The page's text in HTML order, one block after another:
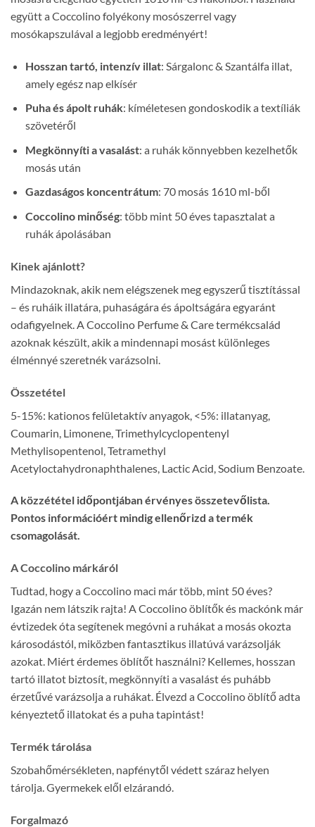
együtt a Coccolino folyékony mosószerrel vagy
mosókapszulával a legjobb eredményért!
Hosszan tartó, intenzív illat: Sárgalonc & Szantálfa illat,
amely egész nap elkísér
Puha és ápolt ruhák: kíméletesen gondoskodik a textíliák
szövetéről
Megkönnyíti a vasalást: a ruhák könnyebben kezelhetők
mosás után
Gazdaságos koncentrátum: 70 mosás 1610 ml-ből
Coccolino minőség: több mint 50 éves tapasztalat a
ruhák ápolásában
Kinek ajánlott?
Mindazoknak, akik nem elégszenek meg egyszerű tisztítással
– és ruháik illatára, puhaságára és ápoltságára egyaránt
odafigyelnek. A Coccolino Perfume & Care termékcsalád
azoknak készült, akik a mindennapi mosást különleges
élménnyé szeretnék varázsolni.
Összetétel
5-15%: kationos felületaktív anyagok, <5%: illatanyag,
Coumarin, Limonene, Trimethylcyclopentenyl
Methylisopentenol, Tetramethyl
Acetyloctahydronaphthalenes, Lactic Acid, Sodium Benzoate.
A közzététel időpontjában érvényes összetevőlista.
Pontos információért mindig ellenőrizd a termék
csomagolását.
A Coccolino márkáról
Tudtad, hogy a Coccolino maci már több, mint 50 éves?
Igazán nem látszik rajta! A Coccolino öblítők és mackónk már
évtizedek óta segítenek megóvni a ruhákat a mosás okozta
károsodástól, miközben fantasztikus illatúvá varázsolják
azokat. Miért érdemes öblítőt használni? Kellemes, hosszan
tartó illatot biztosít, megkönnyíti a vasalást és puhább
érzetűvé varázsolja a ruhákat. Élvezd a Coccolino öblítő adta
kényeztető illatokat és a puha tapintást!
Termék tárolása
Szobahőmérsékleten, napfénytől védett száraz helyen
tárolja. Gyermekek elől elzárandó.
Forgalmazó